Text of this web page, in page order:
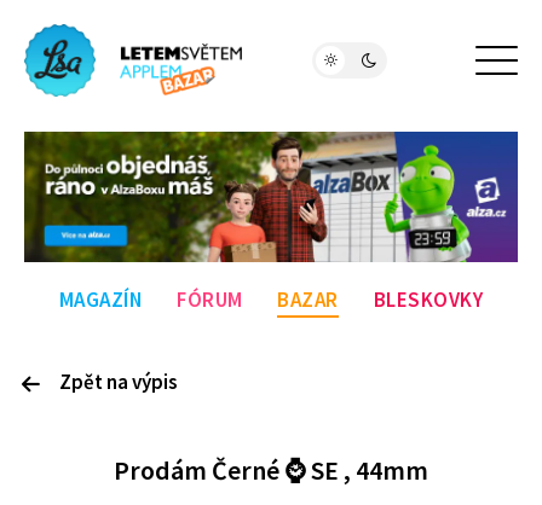
MAGAZÍN FÓRUM BAZAR BLESKOVKY
Zpět na výpis
Prodám Černé ⌚️ SE , 44mm